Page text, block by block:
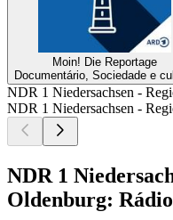
Moin! Die Reportage
Documentário, Sociedade e
NDR 1 Niedersachsen -
NDR 1 Niedersachsen -
NDR 1
Oldenburg: